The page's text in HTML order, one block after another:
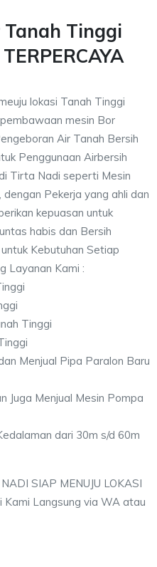
Tanah Tinggi
lokasi Tanah Tinggi
mesin Bor
Air Tanah Bersih
Penggunaan Airbersih
Tirta Nadi seperti Mesin
Pekerja yang ahli dan
kepuasan untuk
habis dan Bersih
Kebutuhan Setiap
Layanan Kami :
Tinggi
Menjual Pipa Paralon Baru
Juga Menjual Mesin Pompa
dari 30m s/d 60m
SIAP MENUJU LOKASI
Kami Langsung via WA atau